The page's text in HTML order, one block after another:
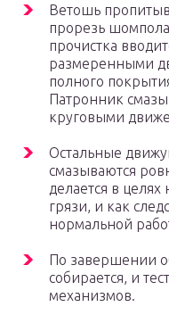
Ветошь
прорезь
прочистка
размеренными
полного
Патронник
круговыми
Остальные
смазываются
делается в
грязи, и как
нормальной
По завершении
собирается, и
механизмов.